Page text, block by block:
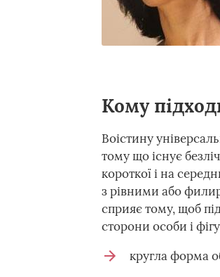
Кому
Воістину
тому що існує
короткої і на
з рівними або
сприяє тому, щоб
сторони особи і
кругла форма